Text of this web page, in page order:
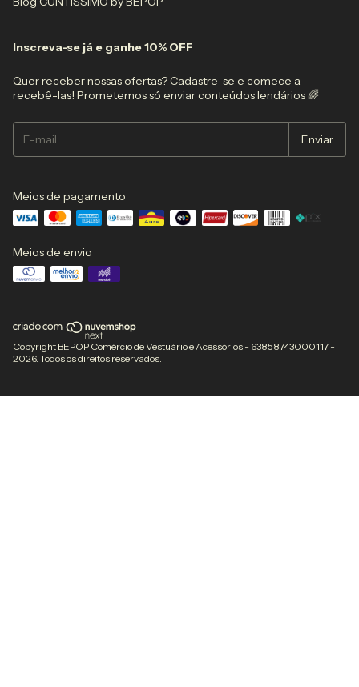
Inscreva-se já e ganhe 10% OFF
Quer receber nossas ofertas? Cadastre-se e comece a
recebê-las! Prometemos só enviar conteúdos lendários 🌈
Meios de pagamento
Meios de envio
Copyright BEPOP Comércio de Vestuário e Acessórios - 63858743000117 -
2026. Todos os direitos reservados.